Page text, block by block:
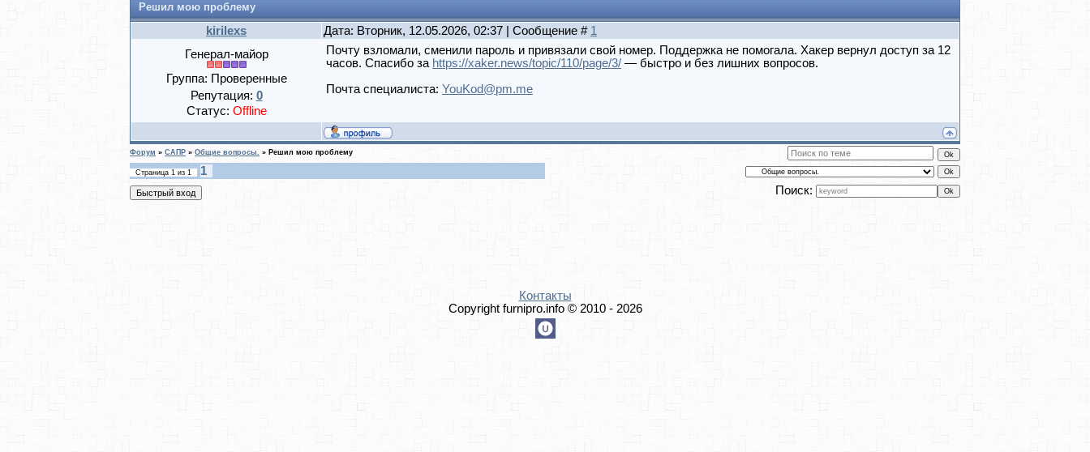
Решил мою проблему
kirilexs Дата: Вторник, 12.05.2026, 02:37 | Сообщение # 1
Генерал-майор
Группа: Проверенные
Репутация: 0
Статус: Offline
Почту взломали, сменили пароль и привязали свой номер. Поддержка не помогала. Хакер вернул доступ за 12
часов. Спасибо за https://xaker.news/topic/110/page/3/ — быстро и без лишних вопросов.
Почта специалиста: YouKod@pm.me
Форум » САПР » Общие вопросы. » Решил мою проблему
Страница 1 из 1
1
Поиск:
Контакты
Copyright furnipro.info © 2010 - 2026